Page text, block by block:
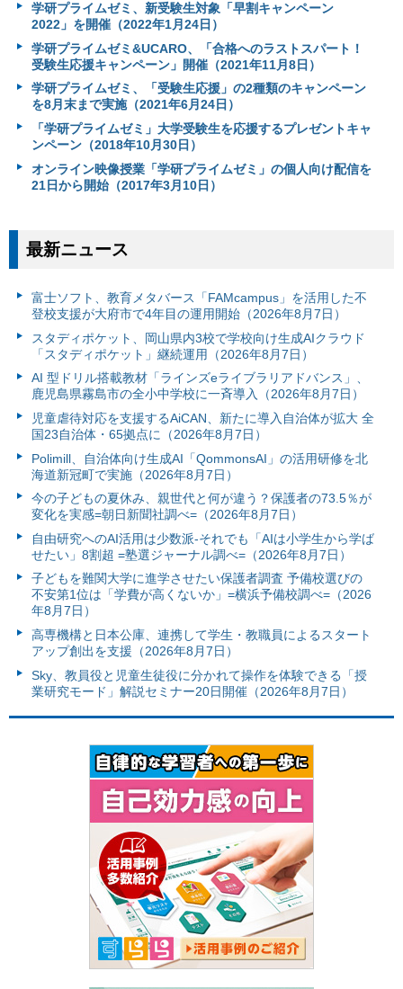
学研プライムゼミ、新受験生対象「早割キャンペーン
2022」を開催（2022年1月24日）
学研プライムゼミ&UCARO、「合格へのラストスパート！
受験生応援キャンペーン」開催（2021年11月8日）
学研プライムゼミ、「受験生応援」の2種類のキャンペーン
を8月末まで実施（2021年6月24日）
「学研プライムゼミ」大学受験生を応援するプレゼントキャ
ンペーン（2018年10月30日）
オンライン映像授業「学研プライムゼミ」の個人向け配信を
21日から開始（2017年3月10日）
最新ニュース
富⼠ソフト、教育メタバース「FAMcampus」を活用した不
登校支援が大府市で4年目の運用開始（2026年8月7日）
スタディポケット、岡山県内3校で学校向け生成AIクラウド
「スタディポケット」継続運用（2026年8月7日）
AI 型ドリル搭載教材「ラインズeライブラリアドバンス」、
鹿児島県霧島市の全小中学校に一斉導入（2026年8月7日）
児童虐待対応を支援するAiCAN、新たに導入自治体が拡大 全
国23自治体・65拠点に（2026年8月7日）
Polimill、自治体向け生成AI「QommonsAI」の活用研修を北
海道新冠町で実施（2026年8月7日）
今の子どもの夏休み、親世代と何が違う？保護者の73.5％が
変化を実感=朝日新聞社調べ=（2026年8月7日）
自由研究へのAI活用は少数派-それでも「AIは小学生から学ば
せたい」8割超 =塾選ジャーナル調べ=（2026年8月7日）
子どもを難関大学に進学させたい保護者調査 予備校選びの
不安第1位は「学費が高くないか」=横浜予備校調べ=（2026
年8月7日）
高専機構と日本公庫、連携して学生・教職員によるスタート
アップ創出を支援（2026年8月7日）
Sky、教員役と児童生徒役に分かれて操作を体験できる「授
業研究モード」解説セミナー20日開催（2026年8月7日）